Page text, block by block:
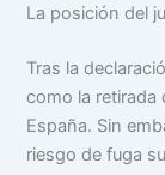
La posición del
Tras la
como la retirada
España. Sin
riesgo de fuga